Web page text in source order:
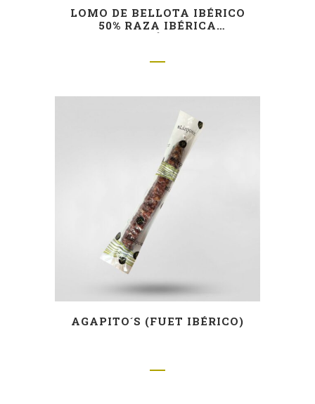
LOMO DE BELLOTA IBÉRICO
50% RAZA IBÉRICA
AGAPITO´S (FUET IBÉRICO)